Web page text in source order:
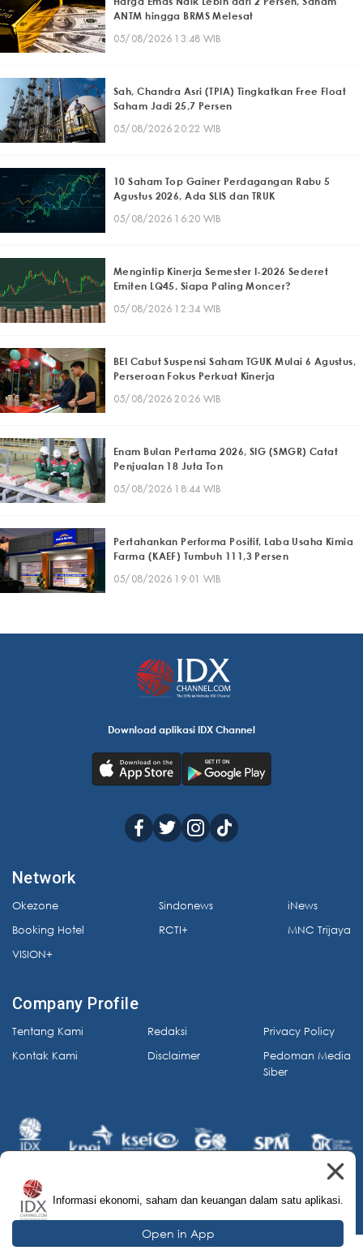
ANTM hingga BRMS Melesat
05/08/2026 13:48 WIB
Sah, Chandra Asri (TPIA) Tingkatkan Free Float
Saham Jadi 25,7 Persen
05/08/2026 20:22 WIB
10 Saham Top Gainer Perdagangan Rabu 5
Agustus 2026, Ada SLIS dan TRUK
05/08/2026 16:20 WIB
Mengintip Kinerja Semester I-2026 Sederet
Emiten LQ45, Siapa Paling Moncer?
05/08/2026 12:34 WIB
BEI Cabut Suspensi Saham TGUK Mulai 6 Agustus,
Perseroan Fokus Perkuat Kinerja
05/08/2026 20:26 WIB
Enam Bulan Pertama 2026, SIG (SMGR) Catat
Penjualan 18 Juta Ton
05/08/2026 18:44 WIB
Pertahankan Performa Positif, Laba Usaha Kimia
Farma (KAEF) Tumbuh 111,3 Persen
05/08/2026 19:01 WIB
Download aplikasi IDX Channel
Network
Okezone
Booking Hotel
VISION+
Sindonews
RCTI+
iNews
MNC Trijaya
Company Profile
Tentang Kami
Kontak Kami
Redaksi
Disclaimer
Privacy Policy
Pedoman Media
Siber
© 2026 IDX Channel. All Rights Reserved.
Informasi ekonomi, saham dan keuangan dalam satu aplikasi.
Open in App